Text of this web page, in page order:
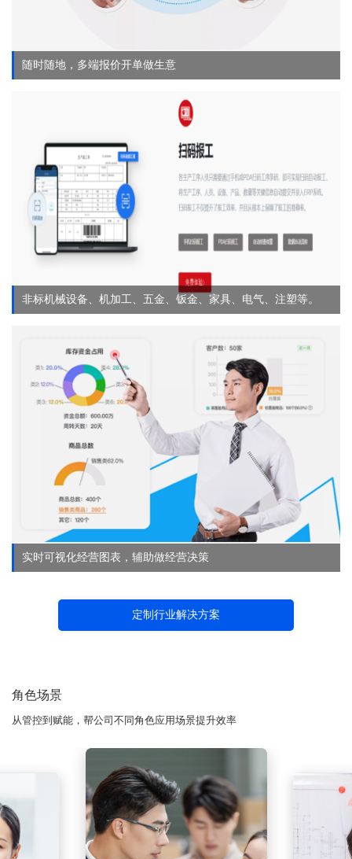
随时随地，多端报价开单做生意
非标机械设备、机加工、五金、钣金、家具、电气、注塑等。
实时可视化经营图表，辅助做经营决策
定制行业解决方案
角色场景
从管控到赋能，帮公司不同角色应用场景提升效率